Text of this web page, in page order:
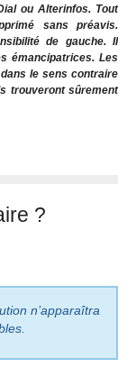
ou Alterinfos. Tout
sans préavis.
de gauche. Il
émancipatrices. Les
le sens contraire
trouveront sûrement
?
n’apparaîtra